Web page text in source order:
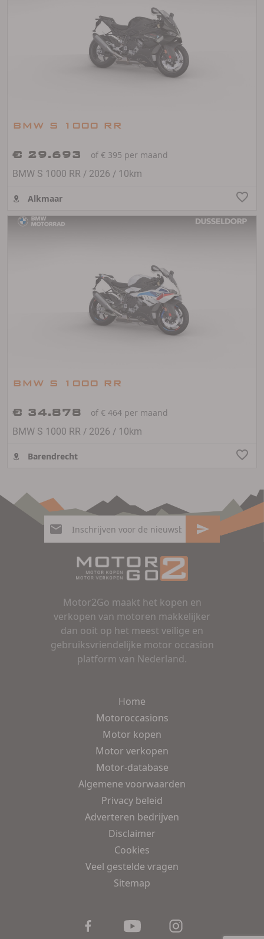
BMW S 1000 RR
€ 29.693
of € 395 per maand
BMW S 1000 RR / 2026 / 10km
Alkmaar
BMW S 1000 RR
€ 34.878
of € 464 per maand
BMW S 1000 RR / 2026 / 10km
Barendrecht
Motor2Go maakt het kopen en
verkopen van motoren makkelijker
dan ooit op het meest veilige en
gebruiksvriendelijke motor occasion
platform van Nederland.
Home
Motoroccasions
Motor kopen
Motor verkopen
Motor-database
Algemene voorwaarden
Privacy beleid
Adverteren bedrijven
Disclaimer
Cookies
Veel gestelde vragen
Sitemap